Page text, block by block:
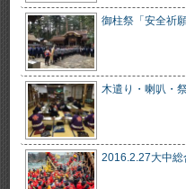
御柱祭「安全祈
木遣り・喇叭・
2016.2.27大中総